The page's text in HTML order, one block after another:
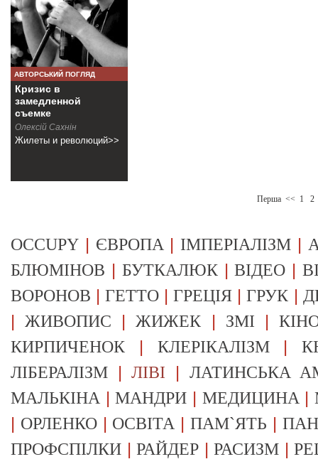
АВТОРСЬКИЙ ПОГЛЯД
Кризис в
замедленной
съемке
Олексій Сахнін
Жилеты и революций>>
Перша << 1 2
OCCUPY | ЄВРОПА | ІМПЕРІАЛІЗМ |
БЛЮМІНОВ | БУТКАЛЮК|ВІДЕО |
ВОРОНОВ |ГЕТТО |ГРЕЦІЯ |ГРУК |
|ЖИВОПИС |ЖИЖЕК | ЗМІ |
КИРПИЧЕНОК | КЛЕРІКАЛІЗМ|
ЛІБЕРАЛІЗМ |ЛІВІ | ЛАТИНСЬКА
МАЛЬКІНА |МАНДРИ | МЕДИЦИНА |
| ОРЛЕНКО| ОСВІТА |ПАМ`ЯТЬ |
ПРОФСПІЛКИ |РАЙДЕР |РАСИЗМ |